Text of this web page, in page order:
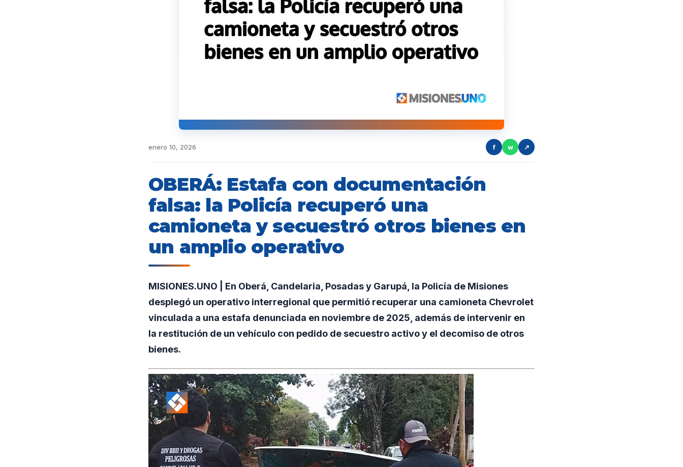
enero 10, 2026 f w ↗
OBERÁ: Estafa con documentación
falsa: la Policía recuperó una
camioneta y secuestró otros bienes en
un amplio operativo
MISIONES.UNO | En Oberá, Candelaria, Posadas y Garupá, la Policía de Misiones
desplegó un operativo interregional que permitió recuperar una camioneta Chevrolet
vinculada a una estafa denunciada en noviembre de 2025, además de intervenir en
la restitución de un vehículo con pedido de secuestro activo y el decomiso de otros
bienes.